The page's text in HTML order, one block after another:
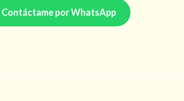
Contáctame por WhatsApp